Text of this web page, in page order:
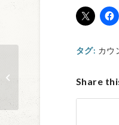
タグ: カウ
Share
ブレスー生まれて始め